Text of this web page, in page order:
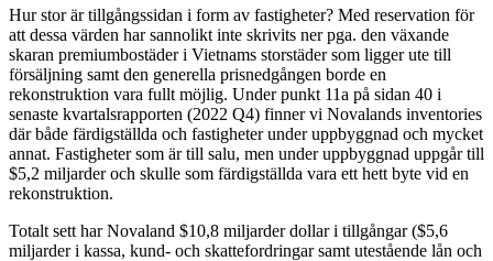
Hur stor är tillgångssidan i form av fastigheter? Med reservation för
att dessa värden har sannolikt inte skrivits ner pga. den växande
skaran premiumbostäder i Vietnams storstäder som ligger ute till
försäljning samt den generella prisnedgången borde en
rekonstruktion vara fullt möjlig. Under punkt 11a på sidan 40 i
senaste kvartalsrapporten (2022 Q4) finner vi Novalands inventories
där både färdigställda och fastigheter under uppbyggnad och mycket
annat. Fastigheter som är till salu, men under uppbyggnad uppgår till
$5,2 miljarder och skulle som färdigställda vara ett hett byte vid en
rekonstruktion.
Totalt sett har Novaland $10,8 miljarder dollar i tillgångar ($5,6
miljarder i kassa, kund- och skattefordringar samt utestående lån och